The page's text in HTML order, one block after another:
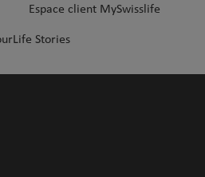
Espace client MySwisslife
Stories